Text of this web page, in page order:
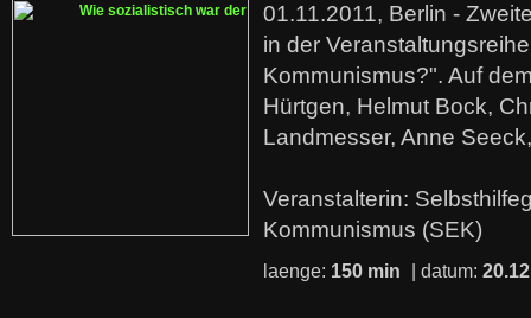
01.11.2011, Berlin -
in der
Kommunismus?". Auf
Hürtgen, Helmut Bock,
Landmesser, Anne
Veranstalterin:
Kommunismus (SEK)
laenge: 150 min | datum: